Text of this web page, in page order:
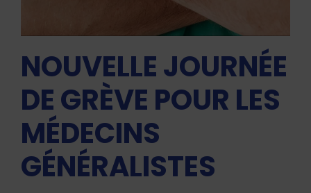
NOUVELLE JOURNÉE
DE GRÈVE POUR LES
MÉDECINS
GÉNÉRALISTES